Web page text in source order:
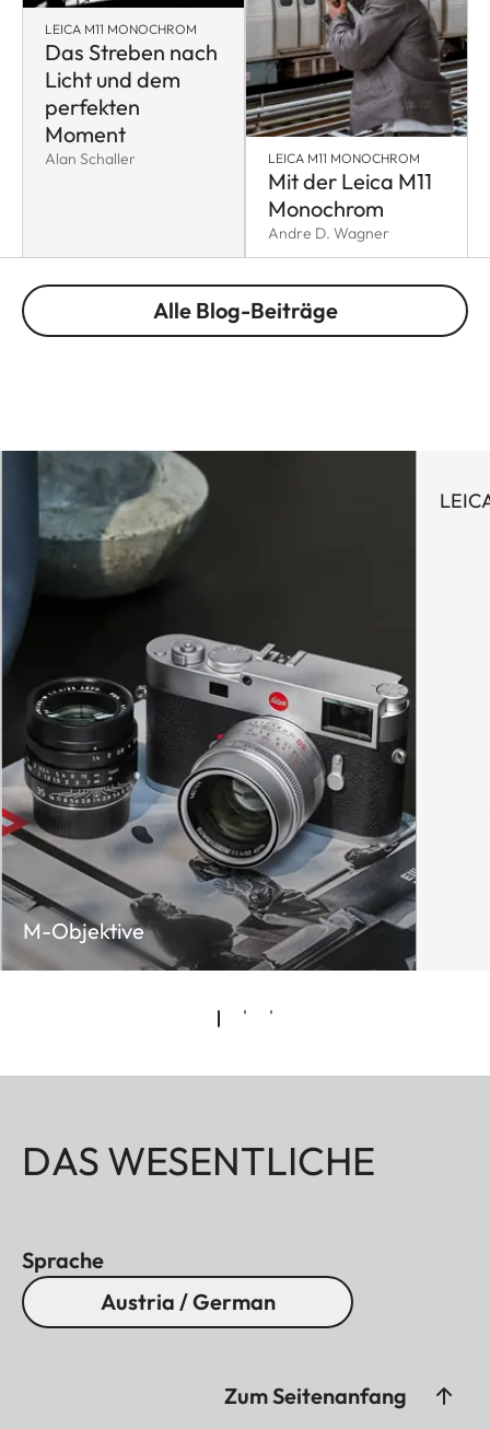
LEICA M11 MONOCHROM
Das Streben nach
Licht und dem
perfekten
Moment
Alan Schaller LEICA M11 MONOCHROM
Mit der Leica M11
Monochrom
Andre D. Wagner
Alle Blog-Beiträge
M-Objektive
DAS WESENTLICHE
Sprache
Austria / German
Zum Seitenanfang